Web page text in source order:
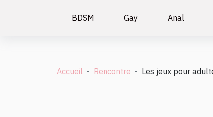
BDSM Gay Anal
Accueil Rencontre Les jeux pour